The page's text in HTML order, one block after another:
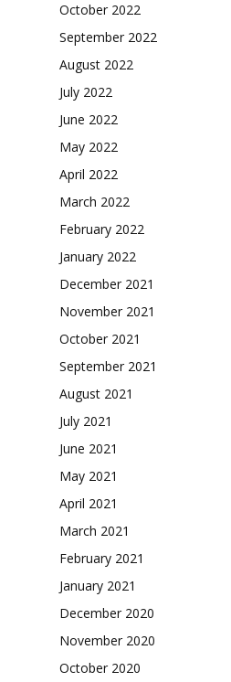
October 2022
September 2022
August 2022
July 2022
June 2022
May 2022
April 2022
March 2022
February 2022
January 2022
December 2021
November 2021
October 2021
September 2021
August 2021
July 2021
June 2021
May 2021
April 2021
March 2021
February 2021
January 2021
December 2020
November 2020
October 2020